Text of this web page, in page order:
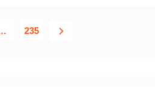
235